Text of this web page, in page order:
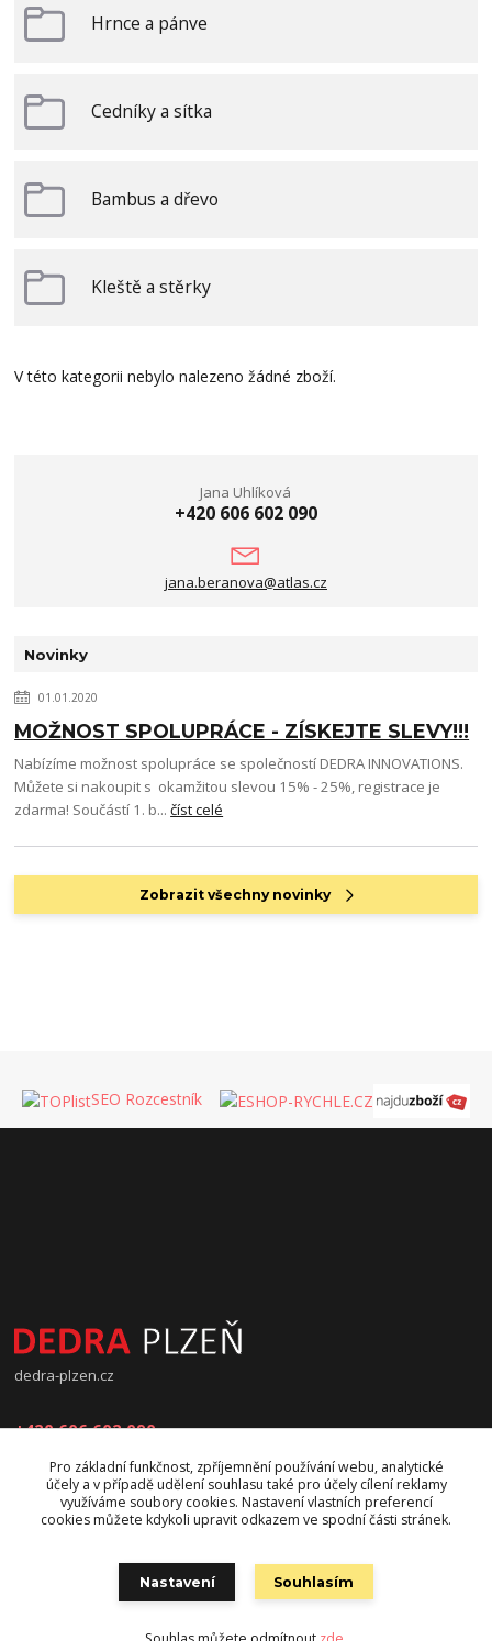
Hrnce a pánve
Cedníky a sítka
Bambus a dřevo
Kleště a stěrky
V této kategorii nebylo nalezeno žádné zboží.
Jana Uhlíková
+420 606 602 090
jana.beranova@atlas.cz
Novinky
01.01.2020
MOŽNOST SPOLUPRÁCE - ZÍSKEJTE SLEVY!!!
Nabízíme možnost spolupráce se společností DEDRA INNOVATIONS.
Můžete si nakoupit s okamžitou slevou 15% - 25%, registrace je
zdarma! Součástí 1. b...číst celé
Zobrazit všechny novinky
SEO Rozcestník
dedra-plzen.cz
+420 606 602 090
jana.beranova@atlas.cz
Pro základní funkčnost, zpříjemnění používání webu, analytické
účely a v případě udělení souhlasu také pro účely cílení reklamy
využíváme soubory cookies. Nastavení vlastních preferencí
cookies můžete kdykoli upravit odkazem ve spodní části stránek.
Nastavení Souhlasím